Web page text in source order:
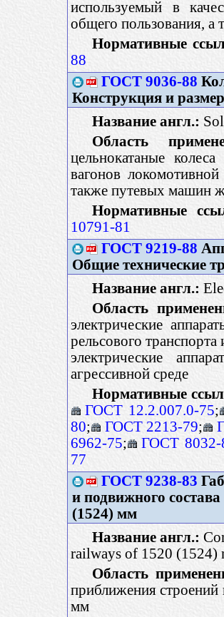
используемый в
общего пользования, а
Нормативные
88
ГОСТ 9036-88
Конструкция и
Название англ.:
Область
цельнокатаные
вагонов
также путевых машин
Нормативные
10791-81
ГОСТ 9219-88
Общие технические
Название англ.:
Область
электрические
рельсового транспорта
электрические
агрессивной среде
Нормативные
ГОСТ 12.2.007.0-75;
80; ГОСТ 2213-79;
6962-75;
ГОСТ 8032-
77
ГОСТ 9238-83
и подвижного
(1524) мм
Название англ.:
railways of 1520 (1524)
Область
приближения
мм